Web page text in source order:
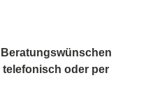
telefonisch oder per